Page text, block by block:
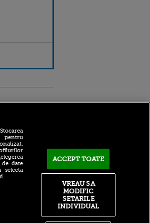
Dezvăluire
lui Denis
„3.150.000€
regește de
nu a mișcat un
pentru
date
ACCEPT TOATE
VREAU SA
MODIFIC
SETARILE
INDIVIDUAL